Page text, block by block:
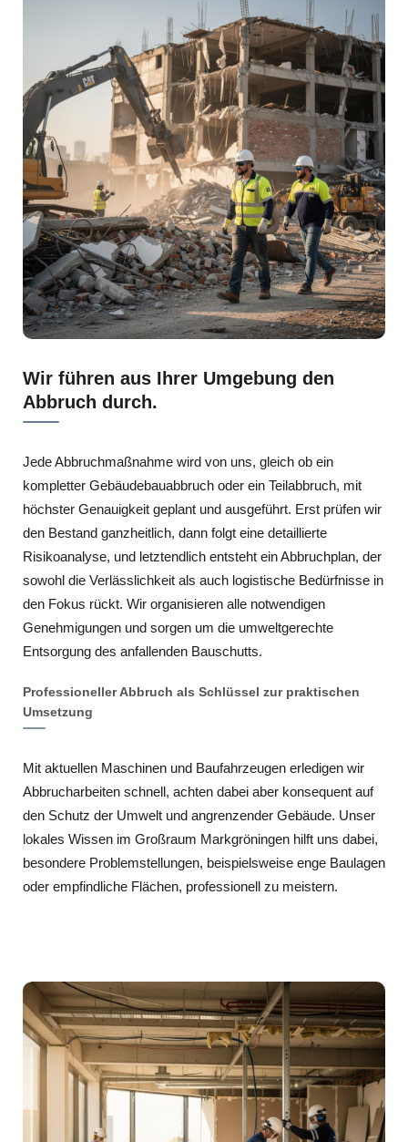
Wir führen aus Ihrer Umgebung den
Abbruch durch.
Jede Abbruchmaßnahme wird von uns, gleich ob ein
kompletter Gebäudebauabbruch oder ein Teilabbruch, mit
höchster Genauigkeit geplant und ausgeführt. Erst prüfen wir
den Bestand ganzheitlich, dann folgt eine detaillierte
Risikoanalyse, und letztendlich entsteht ein Abbruchplan, der
sowohl die Verlässlichkeit als auch logistische Bedürfnisse in
den Fokus rückt. Wir organisieren alle notwendigen
Genehmigungen und sorgen um die umweltgerechte
Entsorgung des anfallenden Bauschutts.
Professioneller Abbruch als Schlüssel zur praktischen
Umsetzung
Mit aktuellen Maschinen und Baufahrzeugen erledigen wir
Abbrucharbeiten schnell, achten dabei aber konsequent auf
den Schutz der Umwelt und angrenzender Gebäude. Unser
lokales Wissen im Großraum Markgröningen hilft uns dabei,
besondere Problemstellungen, beispielsweise enge Baulagen
oder empfindliche Flächen, professionell zu meistern.